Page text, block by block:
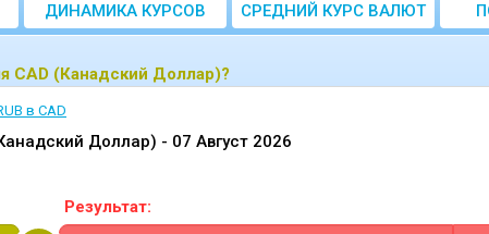
ДИНАМИКА КУРСОВ
CРЕДНИЙ КУРС ВАЛЮТ
ЗА МЕСЯЦ
CAD (Канадский Доллар)?
в CAD
Доллар) - 07 Август 2026
Результат: